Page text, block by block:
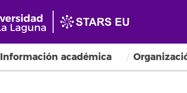
Información académica